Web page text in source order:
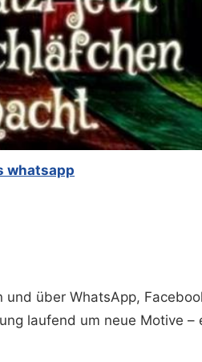
whatsapp
über WhatsApp,
laufend um neue Motive –